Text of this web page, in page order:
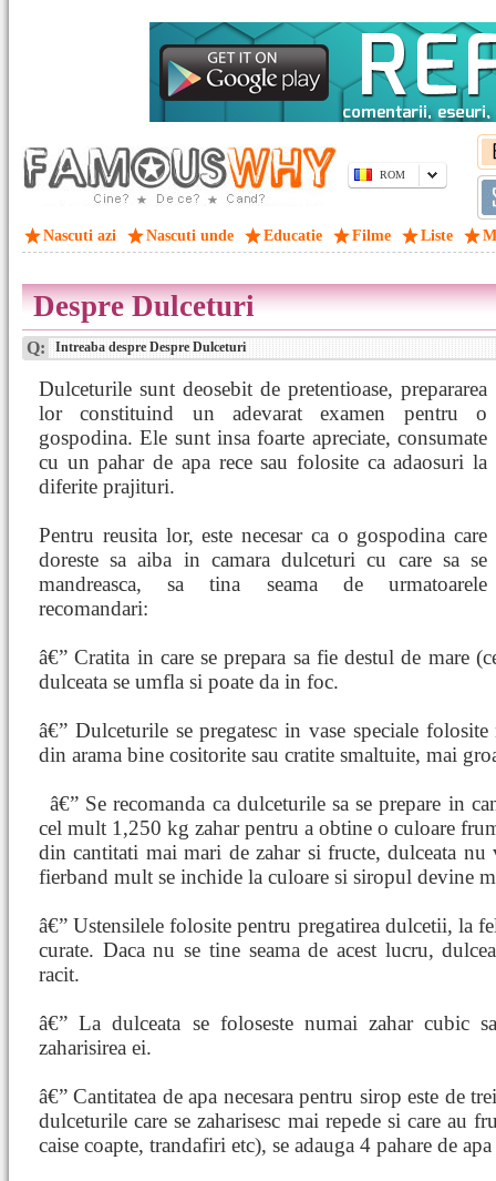
ROM
Nascuti azi Nascuti unde Educatie Filme Liste
Despre Dulceturi
Q: Intreaba despre Despre Dulceturi
Dulceturile sunt deosebit de pretentioase, prepararea
lor constituind un adevarat examen pentru o
gospodina. Ele sunt insa foarte apreciate, consumate
cu un pahar de apa rece sau folosite ca adaosuri la
diferite prajituri.
Pentru reusita lor, este necesar ca o gospodina care
doreste sa aiba in camara dulceturi cu care sa se
mandreasca, sa tina seama de urmatoarele
recomandari:
â€” Cratita in care se prepara sa fie destul de mare
dulceata se umfla si poate da in foc.
â€” Dulceturile se pregatesc in vase speciale
din arama bine cositorite sau cratite smaltuite, mai
â€” Se recomanda ca dulceturile sa se prepare in
cel mult 1,250 kg zahar pentru a obtine o culoare
din cantitati mai mari de zahar si fructe, dulceata nu
fierband mult se inchide la culoare si siropul devine
â€” Ustensilele folosite pentru pregatirea dulcetii, la
curate. Daca nu se tine seama de acest lucru,
racit.
â€” La dulceata se foloseste numai zahar cubic
zaharisirea ei.
â€” Cantitatea de apa necesara pentru sirop este de
dulceturile care se zaharisesc mai repede si care au
caise coapte, trandafiri etc), se adauga 4 pahare de